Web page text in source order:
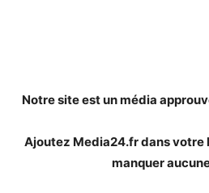
Notre site est un média
Ajoutez Media24.fr dans votre
manquer